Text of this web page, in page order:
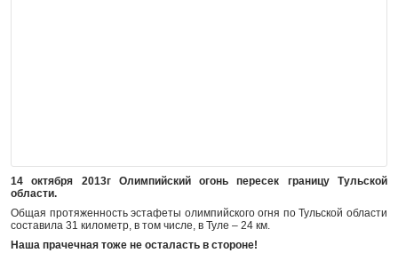
14 октября 2013г Олимпийский огонь пересек границу Тульской
области.
Общая протяженность эстафеты олимпийского огня по Тульской области
составила 31 километр, в том числе, в Туле – 24 км.
Наша прачечная тоже не осталасть в стороне!